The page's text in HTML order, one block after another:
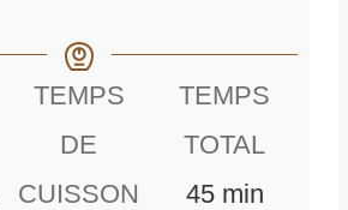
TEMPS
DE
CUISSON
TEMPS
TOTAL
45mmin